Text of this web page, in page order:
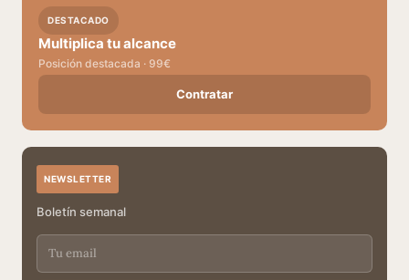
DESTACADO
Multiplica tu alcance
Posición destacada · 99€
Contratar
NEWSLETTER
Boletín semanal